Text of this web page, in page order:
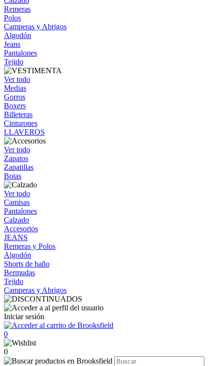
Remeras
Polos
Camperas y Abrigos
Algodón
Jeans
Pantalones
Tejido
Ver todo
Medias
Gorros
Boxers
Billeteras
Cinturones
LLAVEROS
Ver todo
Zapatos
Zapatillas
Botas
Ver todo
Camisas
Pantalones
Calzado
Accesorios
JEANS
Remeras y Polos
Algodón
Shorts de baño
Bermudas
Tejido
Camperas y Abrigos
Iniciar sesión
0
0